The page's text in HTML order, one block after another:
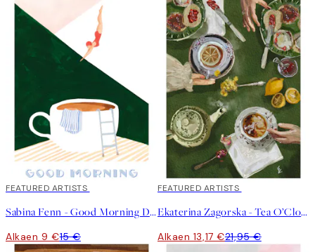
40%*
FEATURED ARTISTS
Sabina Fenn - Good Morning Dive Juliste
Alkaen 9 €15 €
40%*
FEATURED ARTISTS
Ekaterina Zagorska - Tea O’Clock Juliste
Alkaen 13,17 €21,95 €